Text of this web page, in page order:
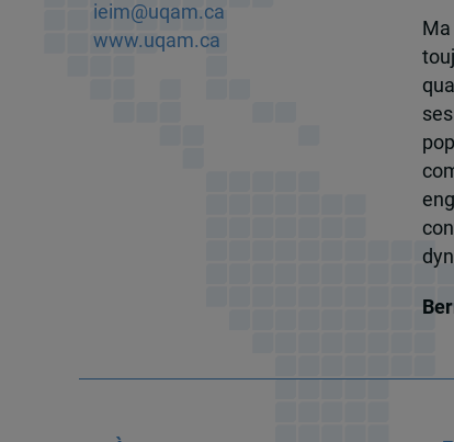
ieim@uqam.ca
www.uqam.ca